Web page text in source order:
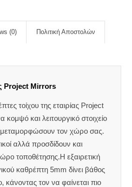
(0) Πολιτική Αποστολών
Project Mirrors
τοίχου της εταιρίας Project
και λειτουργικό στοιχείο
τον χώρο σας.
αλλά προσδίδουν και
τοποθέτησης.Η εξαιρετική
καθρέπτη 5mm δίνει βάθος
τον να φαίνεται πιο